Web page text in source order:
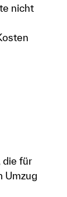
nicht
die für
Umzug